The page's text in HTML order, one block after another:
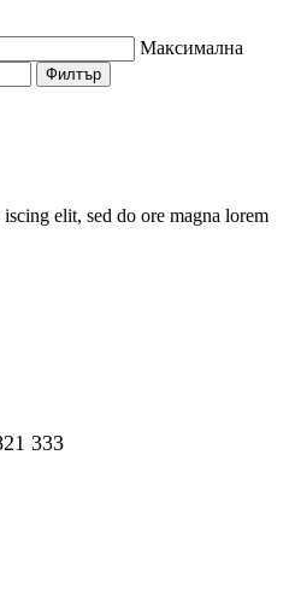
Максимална
Филтър
elit, sed do ore magna lorem
333